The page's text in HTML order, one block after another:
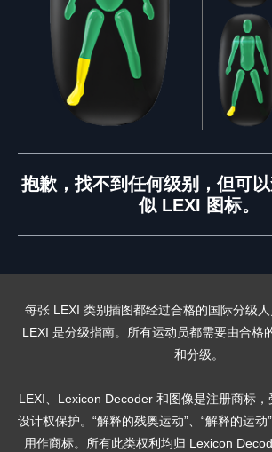
抱歉，找不到任何级别，但可
似 LEXI 图标。
每张 LEXI 类别插图都经过合格的国际分级人
LEXI 是分级指南。所有运动员都需要由合格
和分级。
LEXI、Lexicon Decoder 和图像是注册商标
设计权保护。“解释的残奥运动”、“解释的运动
用作商标。所有此类权利均归 Lexicon